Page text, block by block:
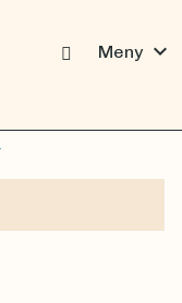
Meny expand_more